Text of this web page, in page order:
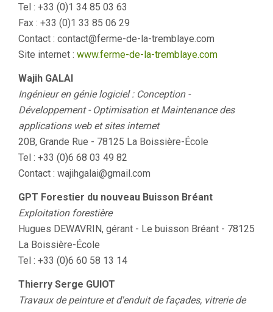
Tel : +33 (0)1 34 85 03 63
Fax : +33 (0)1 33 85 06 29
Contact : contact@ferme-de-la-tremblaye.com
Site internet : www.ferme-de-la-tremblaye.com
Wajih GALAI
Ingénieur en génie logiciel : Conception -
Développement - Optimisation et Maintenance des
applications web et sites internet
20B, Grande Rue - 78125 La Boissière-École
Tel : +33 (0)6 68 03 49 82
Contact : wajihgalai@gmail.com
GPT Forestier du nouveau Buisson Bréant
Exploitation forestière
Hugues DEWAVRIN, gérant - Le buisson Bréant - 78125
La Boissière-École
Tel : +33 (0)6 60 58 13 14
Thierry Serge GUIOT
Travaux de peinture et d'enduit de façades, vitrerie de